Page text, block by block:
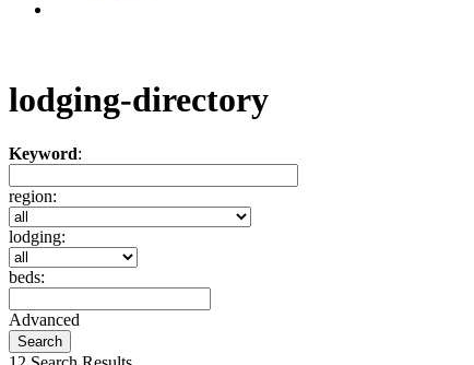
lodging-directory
Keyword:
region:
lodging:
beds:
Advanced